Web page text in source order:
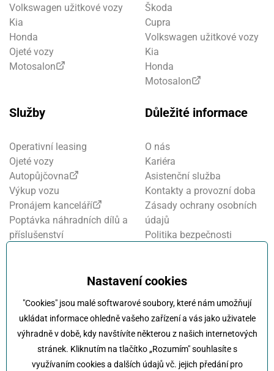
Nastavení cookies
"Cookies" jsou malé softwarové soubory, které nám umožňují
ukládat informace ohledně vašeho zařízení a vás jako uživatele
výhradně v době, kdy navštívíte některou z našich internetových
stránek. Kliknutím na tlačítko „Rozumím" souhlasíte s
využívaním cookies a dalších údajů vč. jejich předání pro
Volkswagen užitkové vozy
Kia
Honda
Ojeté vozy
Motosalon
Škoda
Cupra
Volkswagen užitkové vozy
Kia
Honda
Motosalon
Služby
Operativní leasing
Ojeté vozy
Autopůjčovna
Výkup vozu
Pronájem kanceláří
Poptávka náhradních dílů a
příslušenství
Důležité informace
O nás
Kariéra
Asistenční služba
Kontakty a provozní doba
Zásady ochrany osobních
údajů
Politika bezpečnosti
Oznamovací systém
Kola Klokočka - ukončení
provozu